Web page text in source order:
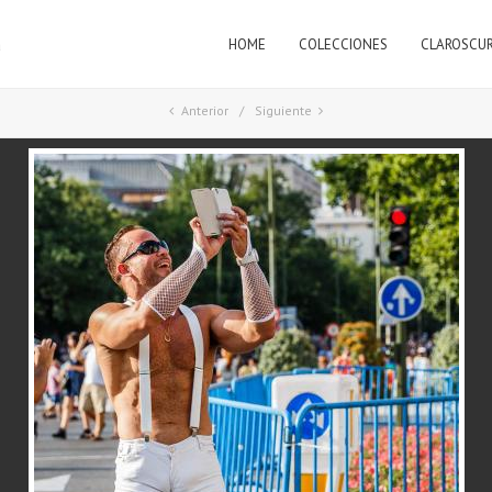
HOME COLECCIONES
Anterior Siguiente